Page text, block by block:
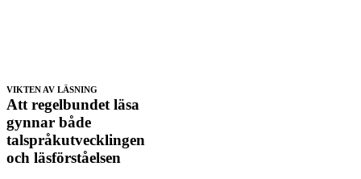
VIKTEN AV LÄSNING
Att regelbundet läsa
gynnar både
talspråkutvecklingen
och läsförståelsen